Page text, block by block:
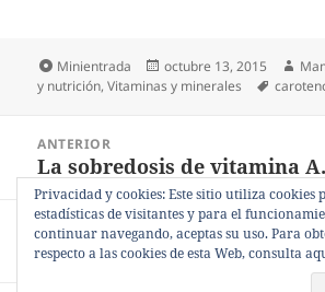
Formato
Minientrada
Publicado
el
octubre 13, 2015
y nutrición,Vitaminas y minerales
entradas
ANTERIOR
Entrada
anterior:
La sobredosis de vitamina A.
SIGUIENTE
Entrada
Fuentes animales de
Privacidad y cookies: Este sitio utiliza cookies
estadísticas de visitantes y para el
continuar navegando, aceptas su uso. Para
respecto a las cookies de esta Web, consulta